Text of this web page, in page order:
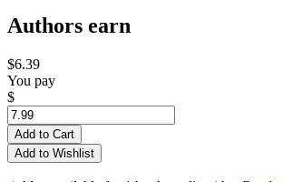
Authors earn
$6.39
You pay
$
Add to Cart
Add to Wishlist